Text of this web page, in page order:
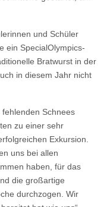
und Schüler
ein SpecialOlympics-
Bratwurst in der
in diesem Jahr nicht
Schnees
zu einer sehr
Exkursion.
uns bei allen
haben, für das
die großartige
durchzogen. Wir